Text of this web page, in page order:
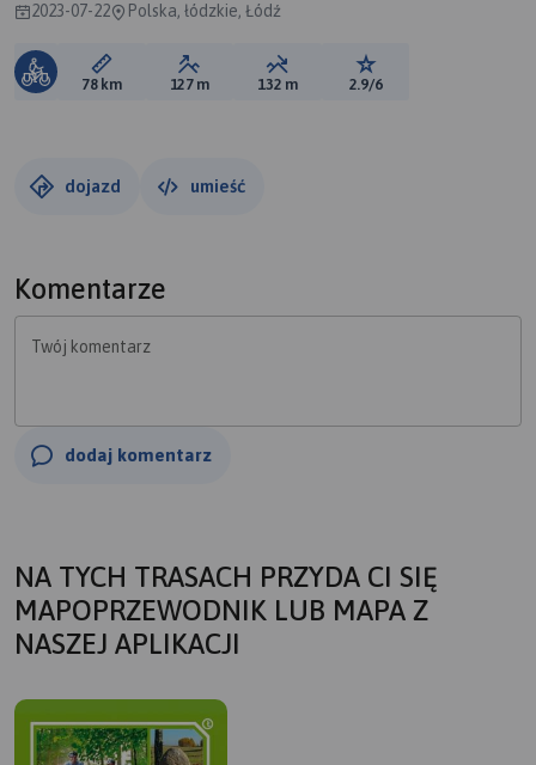
2023-07-22 Polska, łódzkie, Łódź
Długość trasy:
78 km Suma przewyższeń:
127 m Suma spadków:
132 m Ocena trasy:
2.9/6
dojazd umieść
Komentarze
Twój komentarz
dodaj komentarz
NA TYCH TRASACH PRZYDA CI SIĘ
MAPOPRZEWODNIK LUB MAPA Z
NASZEJ APLIKACJI